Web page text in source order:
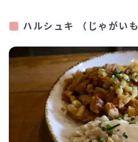
ハルシュキ （じゃがい